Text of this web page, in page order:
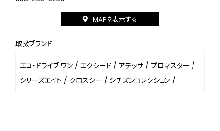
MAPを表示する
取扱ブランド
エコ・ドライブ ワン / エクシード / アテッサ / プロマスター /
シリーズエイト / クロスシー / シチズンコレクション /